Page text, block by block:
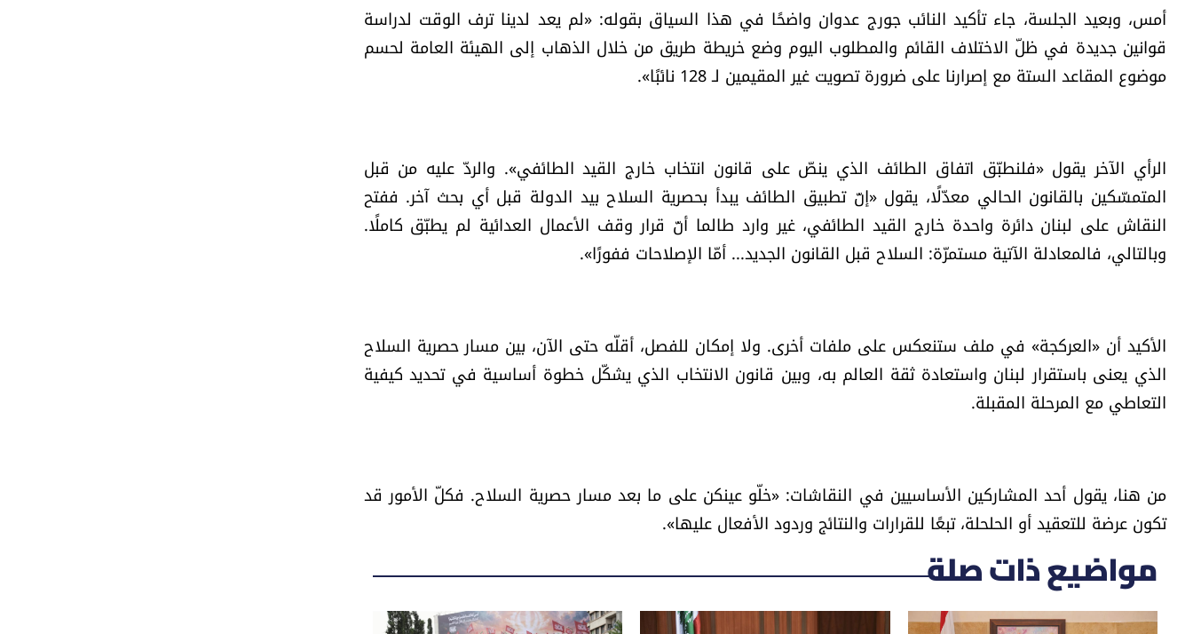
أمس، وبعيد الجلسة، جاء تأكيد النائب جورج عدوان واضحًا في هذا السياق بقوله: «لم يعد لدينا ترف الوقت لدراسة
قوانين جديدة في ظلّ الاختلاف القائم والمطلوب اليوم وضع خريطة طريق من خلال الذهاب إلى الهيئة العامة لحسم
موضوع المقاعد الستة مع إصرارنا على ضرورة تصويت غير المقيمين لـ 128 نائبًا».
الرأي الآخر يقول «فلنطبّق اتفاق الطائف الذي ينصّ على قانون انتخاب خارج القيد الطائفي». والردّ عليه من قبل
المتمسّكين بالقانون الحالي معدّلًا، يقول «إنّ تطبيق الطائف يبدأ بحصرية السلاح بيد الدولة قبل أي بحث آخر. ففتح
النقاش على لبنان دائرة واحدة خارج القيد الطائفي، غير وارد طالما أنّ قرار وقف الأعمال العدائية لم يطبّق كاملًا.
وبالتالي، فالمعادلة الآتية مستمرّة: السلاح قبل القانون الجديد... أمّا الإصلاحات ففورًا».
الأكيد أن «العركجة» في ملف ستنعكس على ملفات أخرى. ولا إمكان للفصل، أقلّه حتى الآن، بين مسار حصرية السلاح
الذي يعنى باستقرار لبنان واستعادة ثقة العالم به، وبين قانون الانتخاب الذي يشكّل خطوة أساسية في تحديد كيفية
التعاطي مع المرحلة المقبلة.
من هنا، يقول أحد المشاركين الأساسيين في النقاشات: «خلّو عينكن على ما بعد مسار حصرية السلاح. فكلّ الأمور قد
تكون عرضة للتعقيد أو الحلحلة، تبعًا للقرارات والنتائج وردود الأفعال عليها».
مواضيع ذات صلة